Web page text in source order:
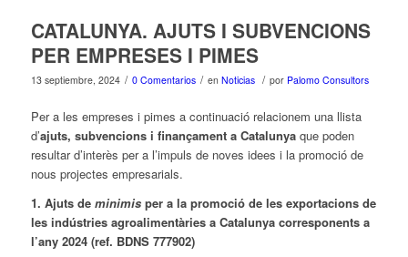
CATALUNYA. AJUTS I SUBVENCIONS
PER EMPRESES I PIMES
13 septiembre, 2024 / 0 Comentarios / en Noticias / por Palomo Consultors
Per a les empreses i pimes a continuació relacionem una llista
d’ajuts, subvencions i finançament a Catalunyaque poden
resultar d’interès per a l’impuls de noves idees i la promoció de
nous projectes empresarials.
1. Ajuts de minimisper a la promoció de les exportacions de
les indústries agroalimentàries a Catalunya corresponents a
l’any 2024 (ref. BDNS 777902)